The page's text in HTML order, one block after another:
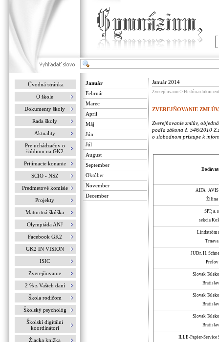
Úvodná stránka
O škole
Dokumenty školy
Rada školy
Aktuality
Pre uchádzačov o
štúdium na GK2
Prijímacie konanie
SCIO - NSZ
Predmetové komisie
Projekty
Maturitná škúška
Olympiáda ANJ
Facebook GK2
GK2 IN VISION
ISIC
Zverejňovanie
2 % z Vašich daní
Škola rodičom
Školský psychológ
Školskí digitálni
koordinátori
Žiacka knižka
Január 2014
Zverejňovanie > História
ZVEREJŇOVANIE
Zverejňovanie zmlúv,
podľa zákona č. 546/2010
o slobodnom prístupe k
AIFA+AVIS
Žilina
SPP, a.
sekcia
Lindström
Trnava
JUDr. H.
Prešov
Slovak
Slovak
Slovak
ILLE-Papier-Service
Január
Február
Marec
Apríl
Máj
Jún
Júl
August
September
Október
November
December